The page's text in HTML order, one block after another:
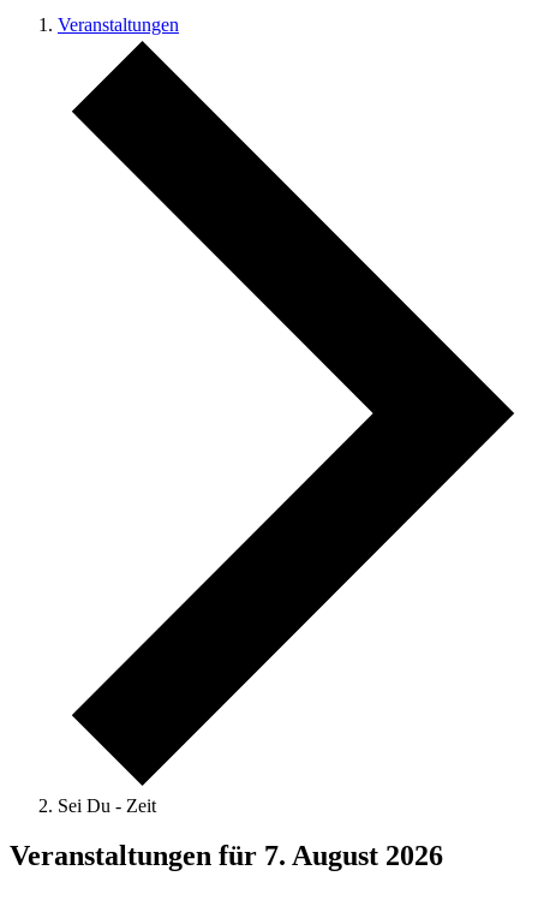
Veranstaltungen
Sei Du - Zeit
Veranstaltungen für 7. August 2026